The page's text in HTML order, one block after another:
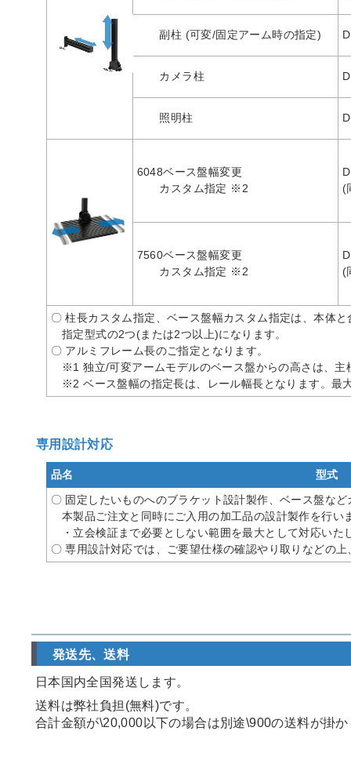
副柱 (可変/固定アーム時の指定)
カメラ柱
照明柱
6048ベース盤幅変更
カスタム指定 ※2
(
7560ベース盤幅変更
カスタム指定 ※2
(
〇 柱長カスタム指定、ベース盤幅カスタム指定は、本体
指定型式の2つ(または2つ以上)になります。
〇 アルミフレーム長のご指定となります。
※1 独立/可変アームモデルのベース盤からの高さは、主
※2 ベース盤幅の指定長は、レール幅長となります。最
専用設計対応
品名
型式
〇 固定したいものへのブラケット設計製作、ベース盤な
本製品ご注文と同時にご入用の加工品の設計製作を行い
・立会検証まで必要としない範囲を最大として対応いた
〇 専用設計対応では、ご要望仕様の確認やり取りなどの
発送先、送料
日本国内全国発送します。
送料は弊社負担(無料)です。
合計金額が\20,000以下の場合は別途\900の送料が掛